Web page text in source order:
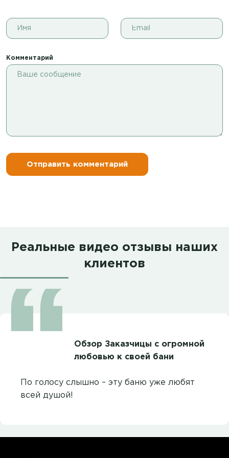
Комментарий
Реальные видео отзывы наших
клиентов
Обзор Заказчицы с огромной
любовью к своей бани
По голосу слышно – эту баню уже любят
всей душой!